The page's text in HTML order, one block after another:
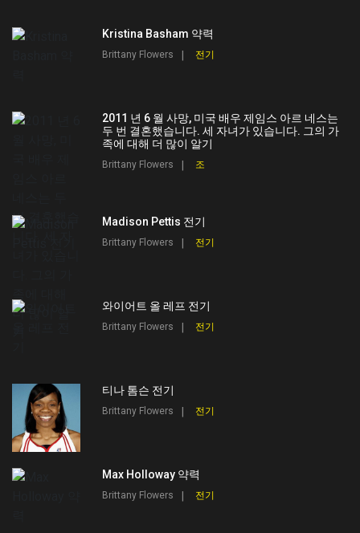
Kristina Basham 약력
Brittany Flowers 전기
2011 년 6 월 사망, 미국 배우 제임스 아르 네스는
두 번 결혼했습니다. 세 자녀가 있습니다. 그의 가
족에 대해 더 많이 알기
Brittany Flowers 조
Madison Pettis 전기
Brittany Flowers 전기
와이어트 올 레프 전기
Brittany Flowers 전기
티나 톰슨 전기
Brittany Flowers 전기
Max Holloway 약력
Brittany Flowers 전기